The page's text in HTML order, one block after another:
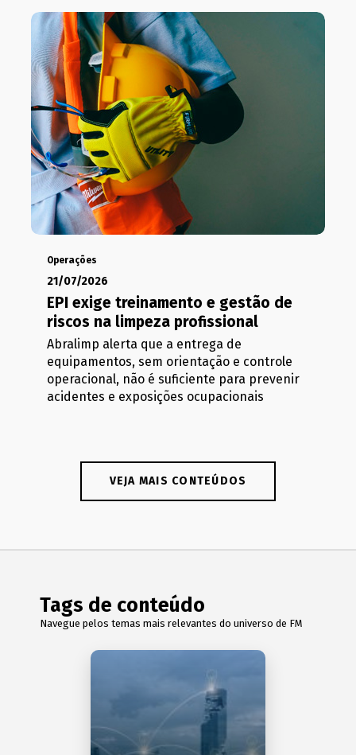
Operações
21/07/2026
EPI exige treinamento e gestão de
riscos na limpeza profissional
Abralimp alerta que a entrega de
equipamentos, sem orientação e controle
operacional, não é suficiente para prevenir
acidentes e exposições ocupacionais
VEJA MAIS CONTEÚDOS
Tags de conteúdo
Navegue pelos temas mais relevantes do universo de FM